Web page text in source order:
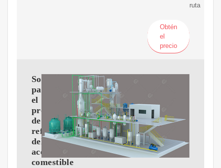
ruta
Obtén
el
precio
Soluciones
para
el
proceso
de
refinado
del
aceite
comestible